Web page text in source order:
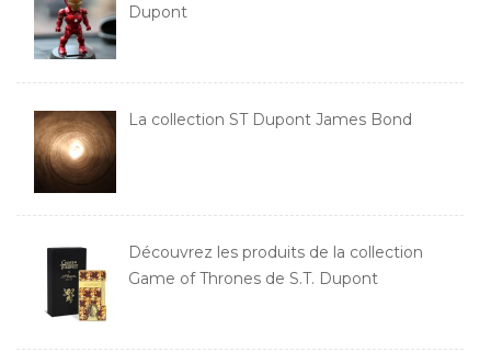
Dupont
La collection ST Dupont James Bond
Découvrez les produits de la collection
Game of Thrones de S.T. Dupont